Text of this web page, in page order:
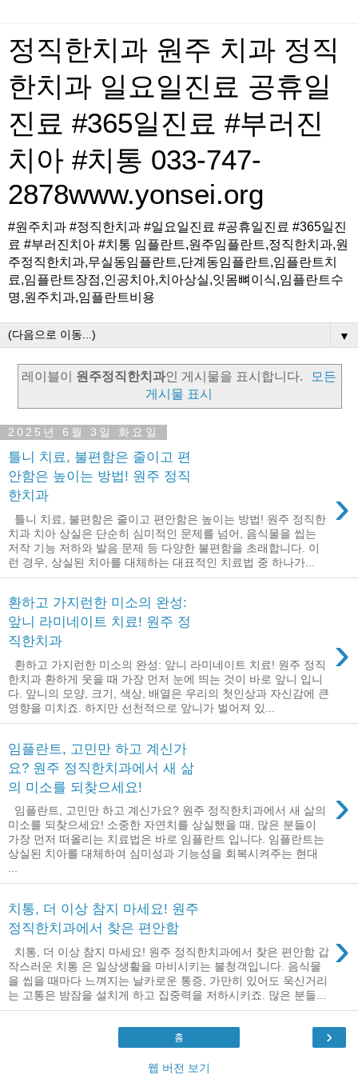
정직한치과 원주 치과 정직
한치과 일요일진료 공휴일
진료 #365일진료 #부러진
치아 #치통 033-747-
2878www.yonsei.org
#원주치과 #정직한치과 #일요일진료 #공휴일진료 #365일진
료 #부러진치아 #치통 임플란트,원주임플란트,정직한치과,원
주정직한치과,무실동임플란트,단계동임플란트,임플란트치
료,임플란트장점,인공치아,치아상실,잇몸뼈이식,임플란트수
명,원주치과,임플란트비용
▼
레이블이 원주정직한치과인 게시물을 표시합니다.
모든
게시물 표시
2025년 6월 3일 화요일
틀니 치료, 불편함은 줄이고 편
안함은 높이는 방법! 원주 정직
한치과
›
틀니 치료, 불편함은 줄이고 편안함은 높이는 방법! 원주 정직한
치과 치아 상실은 단순히 심미적인 문제를 넘어, 음식물을 씹는
저작 기능 저하와 발음 문제 등 다양한 불편함을 초래합니다. 이
런 경우, 상실된 치아를 대체하는 대표적인 치료법 중 하나가...
환하고 가지런한 미소의 완성:
앞니 라미네이트 치료! 원주 정
직한치과
›
환하고 가지런한 미소의 완성: 앞니 라미네이트 치료! 원주 정직
한치과 환하게 웃을 때 가장 먼저 눈에 띄는 것이 바로 앞니 입니
다. 앞니의 모양, 크기, 색상, 배열은 우리의 첫인상과 자신감에 큰
영향을 미치죠. 하지만 선천적으로 앞니가 벌어져 있...
임플란트, 고민만 하고 계신가
요? 원주 정직한치과에서 새 삶
의 미소를 되찾으세요!
›
임플란트, 고민만 하고 계신가요? 원주 정직한치과에서 새 삶의
미소를 되찾으세요! 소중한 자연치를 상실했을 때, 많은 분들이
가장 먼저 떠올리는 치료법은 바로 임플란트 입니다. 임플란트는
상실된 치아를 대체하여 심미성과 기능성을 회복시켜주는 현대
...
치통, 더 이상 참지 마세요! 원주
정직한치과에서 찾은 편안함
›
치통, 더 이상 참지 마세요! 원주 정직한치과에서 찾은 편안함 갑
작스러운 치통 은 일상생활을 마비시키는 불청객입니다. 음식물
을 씹을 때마다 느껴지는 날카로운 통증, 가만히 있어도 욱신거리
는 고통은 밤잠을 설치게 하고 집중력을 저하시키죠. 많은 분들...
›
홈
웹 버전 보기